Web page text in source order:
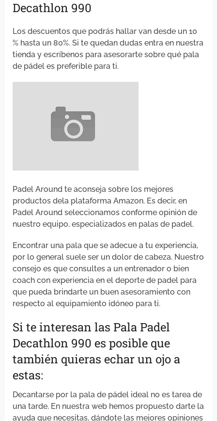
Decathlon 990
Los descuentos que podrás hallar van desde un 10
% hasta un 80%. Si te quedan dudas entra en nuestra
tienda y escríbenos para asesorarte sobre qué pala
de pádel es preferible para ti.
Padel Around te aconseja sobre los mejores
productos dela plataforma Amazon. Es decir, en
Padel Around seleccionamos conforme opinión de
nuestro equipo, especializados en palas de padel.
Encontrar una pala que se adecue a tu experiencia,
por lo general suele ser un dolor de cabeza. Nuestro
consejo es que consultes a un entrenador o bien
coach con experiencia en el deporte de padel para
que pueda brindarte un buen asesoramiento con
respecto al equipamiento idóneo para ti.
Si te interesan las Pala Padel
Decathlon 990 es posible que
también quieras echar un ojo a
estas:
Decantarse por la pala de pádel ideal no es tarea de
una tarde. En nuestra web hemos propuesto darte la
ayuda que necesitas, dándote las mejores opiniones